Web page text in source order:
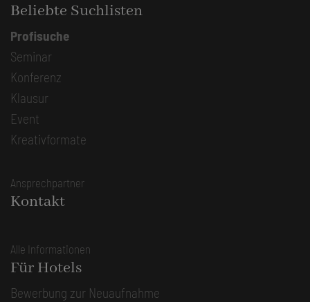
Beliebte Suchlisten
Profisuche
Seminar
Konferenz
Klausur
Event
Kreativformate
Ansprechpartner
Kontakt
Alle Informationen
Für Hotels
Bewerbung zur Neuaufnahme